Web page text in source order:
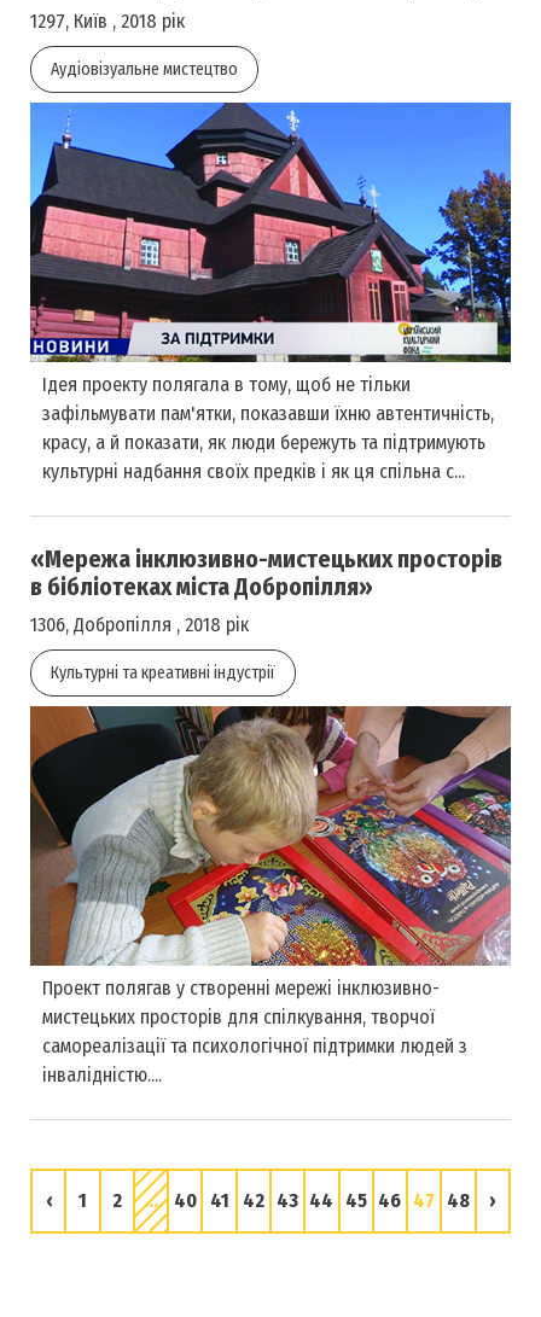
1297, Київ , 2018 рік
Аудіовізуальне мистецтво
Ідея проекту полягала в тому, щоб не тільки
зафільмувати пам'ятки, показавши їхню автентичність,
красу, а й показати, як люди бережуть та підтримують
культурні надбання своїх предків і як ця спільна с...
«Мережа інклюзивно-мистецьких просторів
в бібліотеках міста Добропілля»
1306, Добропілля , 2018 рік
Культурні та креативні індустрії
Проект полягав у створенні мережі інклюзивно-
мистецьких просторів для спілкування, творчої
самореалізації та психологічної підтримки людей з
інвалідністю....
‹ 1 2 ... 40 41 42 43 44 45 46 47 48 ›